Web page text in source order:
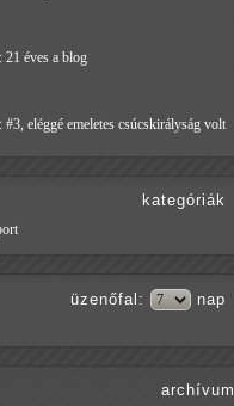
21 éves a blog
#3, eléggé emeletes csúcskirályság volt
kategóriák
üzenőfal : nap
archívum